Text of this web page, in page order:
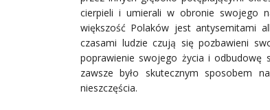
cierpieli i umierali w obronie swojego
większość Polaków jest antysemitami
czasami ludzie czują się pozbawieni
poprawienie swojego życia i odbudowę
zawsze było skutecznym sposobem
nieszczęścia.